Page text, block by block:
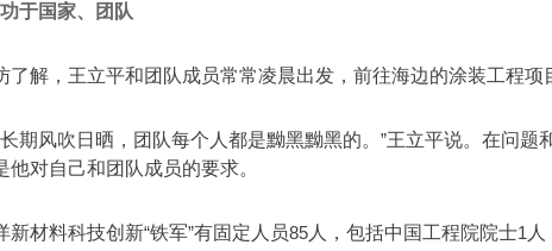
于国家、团队
了解，王立平和团队成员常常凌晨出发，前往海边的涂装工程项
期风吹日晒，团队每个人都是黝黑黝黑的。”王立平说。在问题
他对自己和团队成员的要求。
新材料科技创新“铁军”有固定人员85 人，包括中国工程院院士1